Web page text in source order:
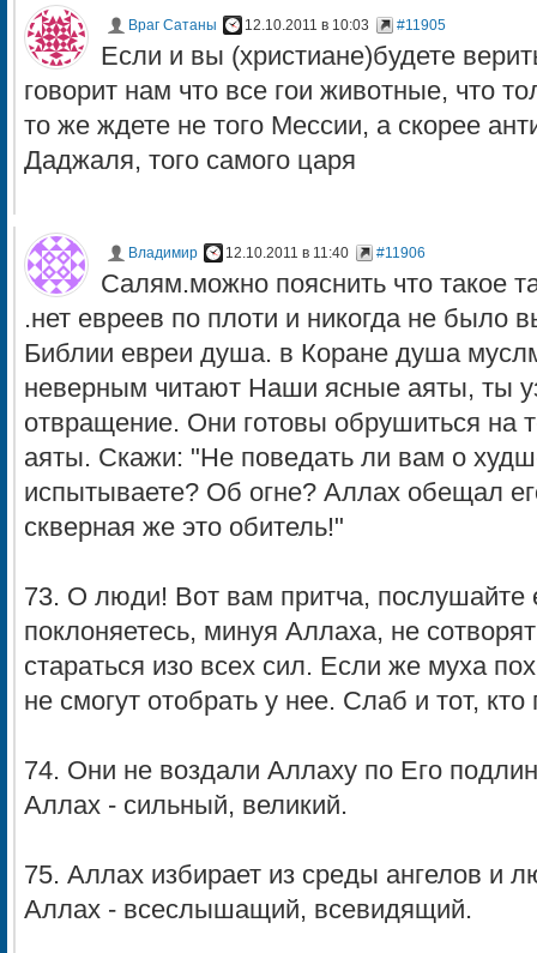
Враг Сатаны 12.10.2011 в 10:03 #11905
Если и вы (христиане)будете
говорит нам что все гои животные, что
то же ждете не того Мессии, а скорее
Даджаля, того самого царя
Владимир 12.10.2011 в 11:40 #11906
Cалям.можно пояснить что такое
.нет евреев по плоти и никогда не было
Библии евреи душа. в Коране душа
неверным читают Наши ясные аяты, ты
отвращение. Они готовы обрушиться на
аяты. Скажи: "Не поведать ли вам о
испытываете? Об огне? Аллах обещал
скверная же это обитель!"
73. О люди! Вот вам притча, послушайте
поклоняетесь, минуя Аллаха, не
стараться изо всех сил. Если же муха
не смогут отобрать у нее. Слаб и тот, кто
74. Они не воздали Аллаху по Его
Аллах - сильный, великий.
75. Аллах избирает из среды ангелов и
Аллах - всеслышащий, всевидящий.